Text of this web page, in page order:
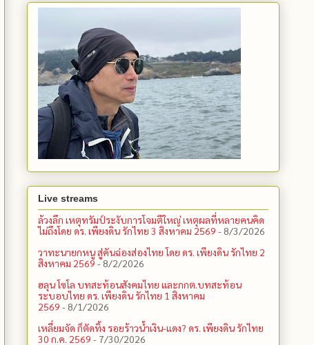
Live streams
ล้วงลึก เหตุทรัมป์ระงับการโจมตีใหญ่ เหตุผลที่หลายคนคิด
ไม่ถึงโดย ดร. เพียงดิน รักไทย 3 สิงหาคม 2569 - 8/3/2026
วาทะนายกหนู สู่คันฉ่องส่องไทย โดย ดร. เพียงดิน รักไทย 2
สิงหาคม 2569 - 8/2/2026
ฮลุน โซโล บทสะท้อนสังคมไทย และกกต.​บทสะท้อน
ระบอบไทย ดร. เพียงดิน รักไทย 1 สิงหาคม
2569 - 8/1/2026
เหลี่ยมจัด ก็ตัดทิ้ง รอยร้าวน้ำเงิน-แดง? ดร. เพียงดิน รักไทย
30 ก.ค. 2569 - 7/30/2026